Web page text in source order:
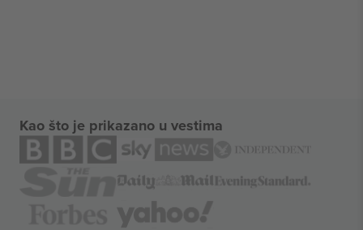
Kao što je prikazano u vestima